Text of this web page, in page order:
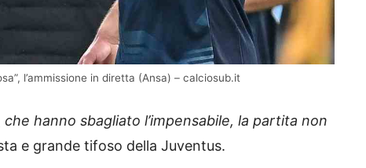
l’ammissione in diretta (Ansa) – calciosub.it
hanno sbagliato l’impensabile, la partita non
e grande tifoso della Juventus.